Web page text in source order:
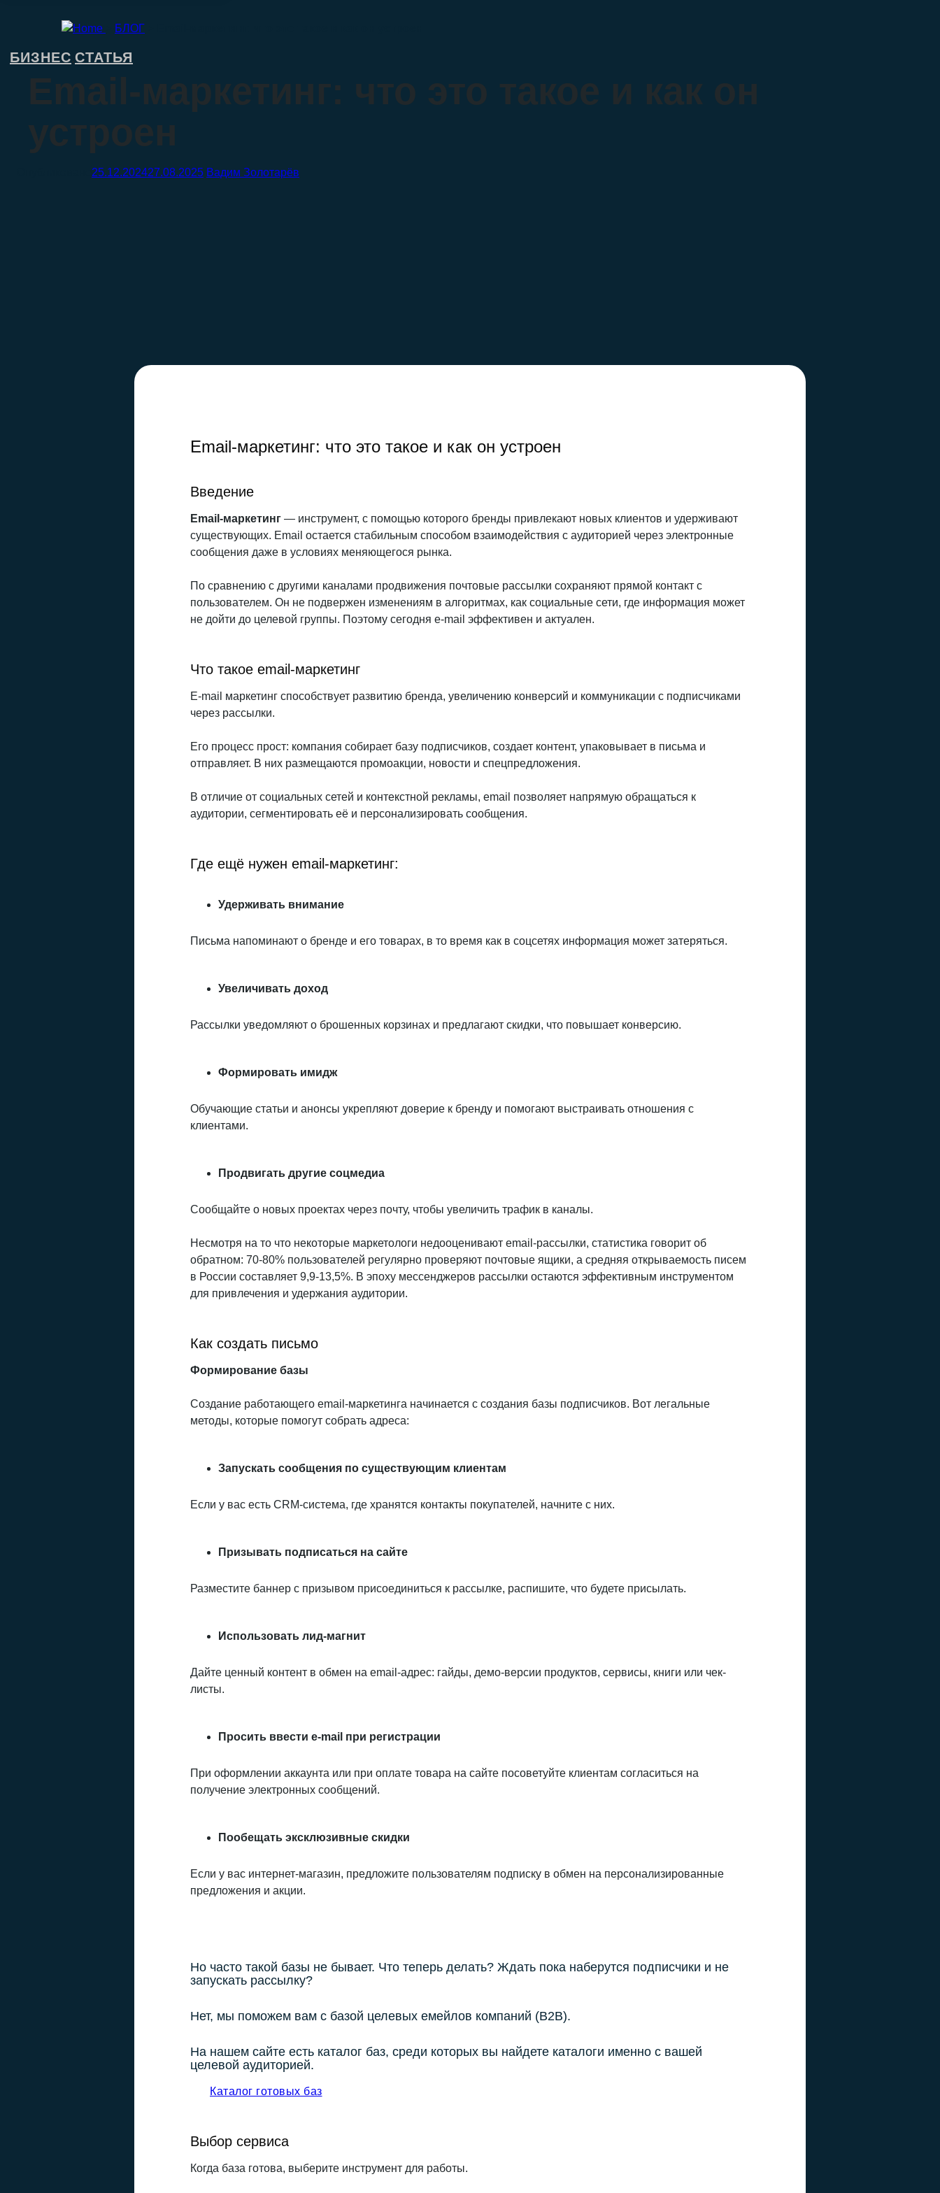
БЛОГ
БИЗНЕС,СТАТЬЯ
Email-маркетинг: что это такое и как он
устроен
25.12.202427.08.2025 Вадим Золотарёв
Email-маркетинг: что это такое и как он устроен
Введение
Email-маркетинг — инструмент, с помощью которого бренды привлекают новых клиентов и удерживают
существующих. Email остается стабильным способом взаимодействия с аудиторией через электронные
сообщения даже в условиях меняющегося рынка.
По сравнению с другими каналами продвижения почтовые рассылки сохраняют прямой контакт с
пользователем. Он не подвержен изменениям в алгоритмах, как социальные сети, где информация может
не дойти до целевой группы. Поэтому сегодня e-mail эффективен и актуален.
Что такое email-маркетинг
E-mail маркетинг способствует развитию бренда, увеличению конверсий и коммуникации с подписчиками
через рассылки.
Его процесс прост: компания собирает базу подписчиков, создает контент, упаковывает в письма и
отправляет. В них размещаются промоакции, новости и спецпредложения.
В отличие от социальных сетей и контекстной рекламы, email позволяет напрямую обращаться к
аудитории, сегментировать её и персонализировать сообщения.
Где ещё нужен email-маркетинг:
Удерживать внимание
Письма напоминают о бренде и его товарах, в то время как в соцсетях информация может затеряться.
Увеличивать доход
Рассылки уведомляют о брошенных корзинах и предлагают скидки, что повышает конверсию.
Формировать имидж
Обучающие статьи и анонсы укрепляют доверие к бренду и помогают выстраивать отношения с
клиентами.
Продвигать другие соцмедиа
Сообщайте о новых проектах через почту, чтобы увеличить трафик в каналы.
Несмотря на то что некоторые маркетологи недооценивают email-рассылки, статистика говорит об
обратном: 70-80% пользователей регулярно проверяют почтовые ящики, а средняя открываемость писем
в России составляет 9,9-13,5%. В эпоху мессенджеров рассылки остаются эффективным инструментом
для привлечения и удержания аудитории.
Как создать письмо
Формирование базы
Создание работающего email-маркетинга начинается с создания базы подписчиков. Вот легальные
методы, которые помогут собрать адреса:
Запускать сообщения по существующим клиентам
Если у вас есть CRM-система, где хранятся контакты покупателей, начните с них.
Призывать подписаться на сайте
Разместите баннер с призывом присоединиться к рассылке, распишите, что будете присылать.
Использовать лид-магнит
Дайте ценный контент в обмен на email-адрес: гайды, демо-версии продуктов, сервисы, книги или чек-
листы.
Просить ввести e-mail при регистрации
При оформлении аккаунта или при оплате товара на сайте посоветуйте клиентам согласиться на
получение электронных сообщений.
Пообещать эксклюзивные скидки
Если у вас интернет-магазин, предложите пользователям подписку в обмен на персонализированные
предложения и акции.
Но часто такой базы не бывает. Что теперь делать? Ждать пока наберутся подписчики и не
запускать рассылку?
Нет, мы поможем вам с базой целевых емейлов компаний (B2B).
На нашем сайте есть каталог баз, среди которых вы найдете каталоги именно с вашей
целевой аудиторией.
Каталог готовых баз
Выбор сервиса
Когда база готова, выберите инструмент для работы.